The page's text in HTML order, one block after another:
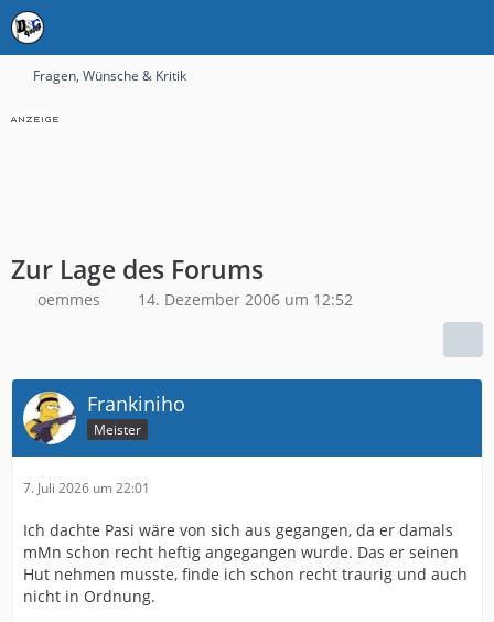
Fragen, Wünsche & Kritik
Zur Lage des Forums
oemmes 14. Dezember 2006 um 12:52
Frankiniho
Meister
7. Juli 2026 um 22:01
Ich dachte Pasi wäre von sich aus gegangen, da er damals
mMn schon recht heftig angegangen wurde. Das er seinen
Hut nehmen musste, finde ich schon recht traurig und auch
nicht in Ordnung.